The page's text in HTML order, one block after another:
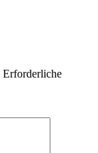
Erforderliche